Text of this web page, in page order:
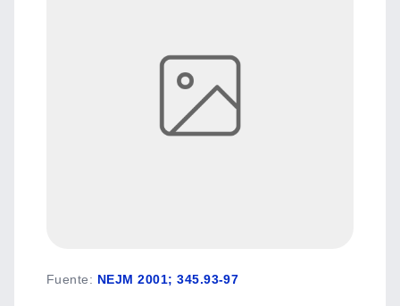
Fuente: NEJM 2001; 345.93-97